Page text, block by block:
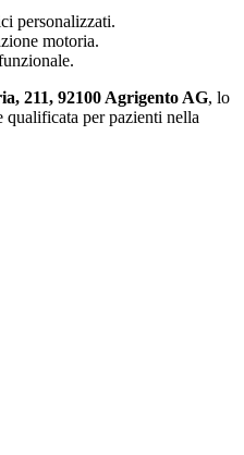
personalizzati.
motoria.
211, 92100 Agrigento AG, lo
qualificata per pazienti nella